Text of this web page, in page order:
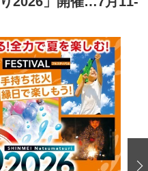
沖縄
愛車 File
ストップ！不具合修理＆粗悪修理
洗車